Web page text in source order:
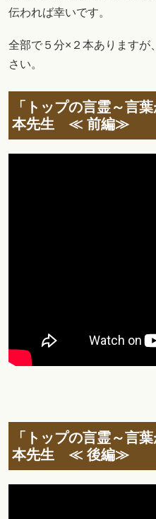
伝われば幸いです。
全部で５分×２本ありますが
さい。
「トップの言霊～言
本先生 ≪ 前編≫
「トップの言霊～言
本先生 ≪ 後編≫